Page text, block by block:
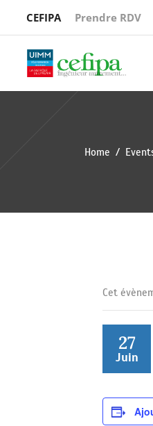
CEFIPA Prendre RDV
Home /
Cet
27
Juin